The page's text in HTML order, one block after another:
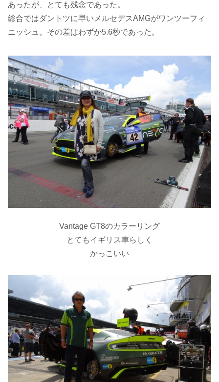
あったが、とても残念であった。
総合ではダントツに早いメルセデスAMGがワンツーフィ
ニッシュ。その差はわずか5.6秒であった。
Vantage GT8のカラーリング
とてもイギリス車らしく
かっこいい